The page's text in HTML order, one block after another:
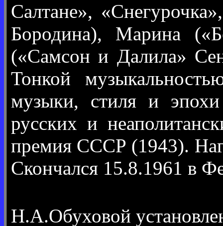
Салтане»,
Бородина), Марина
(«Самсон и Далила»
Тонкой
музыки, стиля и
русских и
премия СССР (1943).
Скончался 15.8.1961 в
Н.А.Обуховой